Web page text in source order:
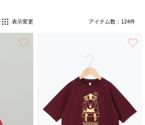
表示変更 アイテム数： 124件